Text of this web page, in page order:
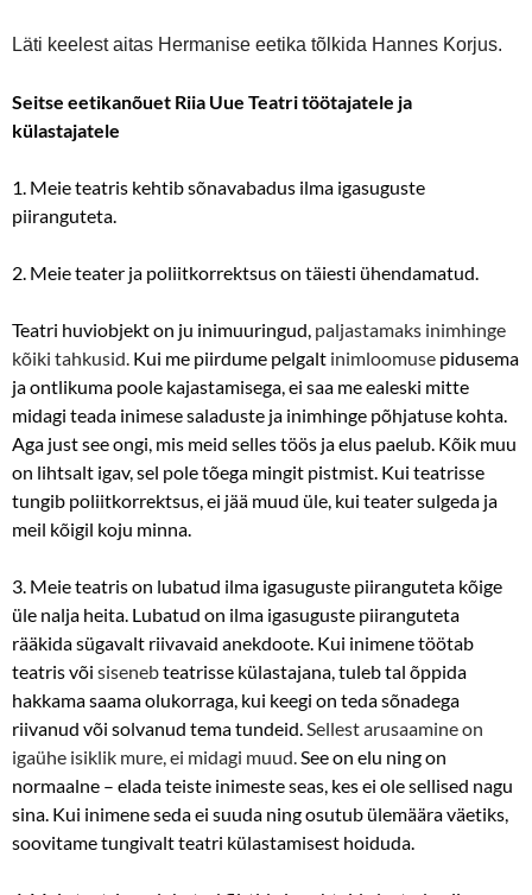
Läti keelest aitas Hermanise eetika tõlkida Hannes Korjus.
Seitse eetikanõuet Riia Uue Teatri töötajatele ja
külastajatele
1. Meie teatris kehtib sõnavabadus ilma igasuguste
piiranguteta.
2. Meie teater ja poliitkorrektsus on täiesti ühendamatud.
Teatri huviobjekt on ju inimuuringud, paljastamaks inimhinge
kõiki tahkusid. Kui me piirdume pelgalt inimloomuse pidusema
ja ontlikuma poole kajastamisega, ei saa me ealeski mitte
midagi teada inimese saladuste ja inimhinge põhjatuse kohta.
Aga just see ongi, mis meid selles töös ja elus paelub. Kõik muu
on lihtsalt igav, sel pole tõega mingit pistmist. Kui teatrisse
tungib poliitkorrektsus, ei jää muud üle, kui teater sulgeda ja
meil kõigil koju minna.
3. Meie teatris on lubatud ilma igasuguste piiranguteta kõige
üle nalja heita. Lubatud on ilma igasuguste piiranguteta
rääkida sügavalt riivavaid anekdoote. Kui inimene töötab
teatris või sisenebteatrisse külastajana, tuleb tal õppida
hakkama saama olukorraga, kui keegi on teda sõnadega
riivanud või solvanud tema tundeid.Sellest arusaamine on
igaühe isiklik mure, ei midagi muud.See on elu ning on
normaalne – elada teiste inimeste seas, kes ei ole sellised nagu
sina. Kui inimene seda ei suuda ning osutub ülemäära väetiks,
soovitame tungivalt teatri külastamisest hoiduda.